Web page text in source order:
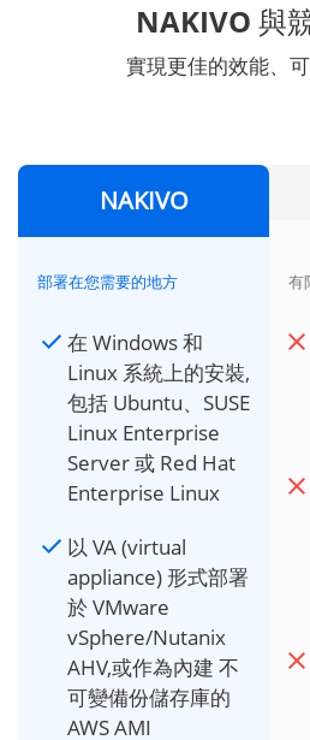
NAKIVO 與
實現更佳的效能、
NAKIVO
部署在您需要的地方
在 Windows 和
Linux 系統上的安裝,
包括 Ubuntu、SUSE
Linux Enterprise
Server 或 Red Hat
Enterprise Linux
以 VA (virtual
appliance) 形式部署
於 VMware
vSphere/Nutanix
AHV,或作為內建 不
可變備份儲存庫的
AWS AMI
有